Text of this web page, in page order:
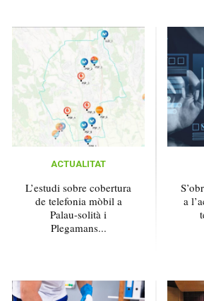
ACTUALITAT
L’estudi sobre cobertura
de telefonia mòbil a
Palau-solità i
Plegamans...
a